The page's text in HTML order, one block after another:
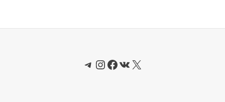
Telegram
Instagram
Facebook
ВКонтакте
X